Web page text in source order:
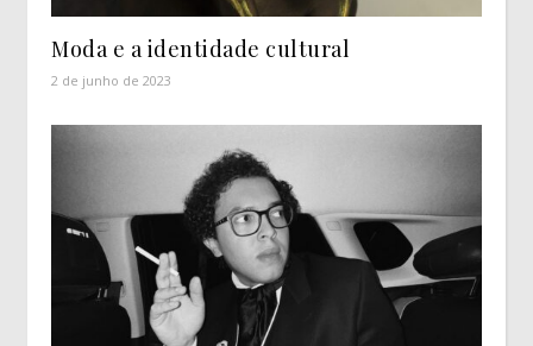
Moda e a identidade cultural
2 de junho de 2023